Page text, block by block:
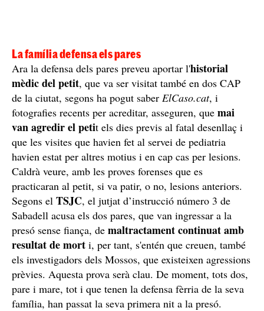
La família defensa els pares
Ara la defensa dels pares preveu aportar l'historial
mèdic del petit, que va ser visitat també en dos CAP
de la ciutat, segons ha pogut saber ElCaso.cat, i
fotografies recents per acreditar, asseguren, que mai
van agredir el petit els dies previs al fatal desenllaç i
que les visites que havien fet al servei de pediatria
havien estat per altres motius i en cap cas per lesions.
Caldrà veure, amb les proves forenses que es
practicaran al petit, si va patir, o no, lesions anteriors.
Segons el TSJC, el jutjat d’instrucció número 3 de
Sabadell acusa els dos pares, que van ingressar a la
presó sense fiança, de maltractament continuat amb
resultat de mort i, per tant, s'entén que creuen, també
els investigadors dels Mossos, que existeixen agressions
prèvies. Aquesta prova serà clau. De moment, tots dos,
pare i mare, tot i que tenen la defensa fèrria de la seva
família, han passat la seva primera nit a la presó.